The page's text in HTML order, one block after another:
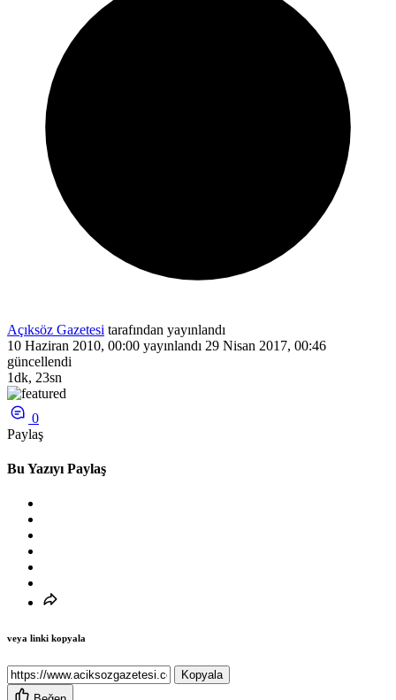
Açıksöz Gazetesi tarafından yayınlandı
10 Haziran 2010, 00:00 yayınlandı 29 Nisan 2017, 00:46
güncellendi
1dk, 23sn
0
Paylaş
Bu Yazıyı Paylaş
veya linki kopyala
Kopyala